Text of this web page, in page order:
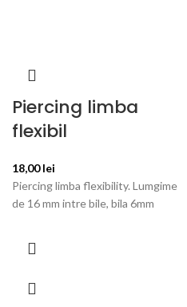
Piercing limba
flexibil
18,00lei
Piercing limba flexibility. Lumgime
de 16 mm intre bile, bila 6mm